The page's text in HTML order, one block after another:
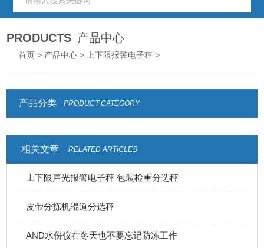
PRODUCTS 产品中心
首页 > 产品中心 > 上下限报警电子秤 >
产品分类 PRODUCT CATEGORY
相关文章 RELATED ARTICLES
上下限声光报警电子秤 包装检重分选秤
皮带分拣机辊道分选秤
AND水份仪在冬天也不要忘记防冻工作